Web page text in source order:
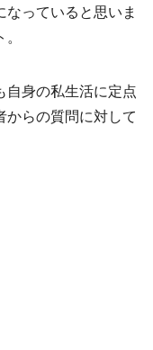
っていると思いま
身の私生活に定点
からの質問に対して